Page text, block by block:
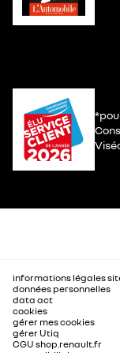
informations légales
données personnelles
data act
cookies
gérer mes cookies
gérer Utiq
CGU shop.renault.fr